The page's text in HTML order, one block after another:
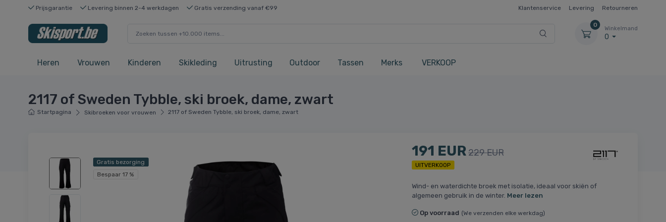
Prijsgarantie Levering binnen 2-4 werkdagen Gratis verzending vanaf €99 Klantenservice Levering Retourneren
0
Winkelmand
0
Heren Vrouwen Kinderen Skikleding Uitrusting Outdoor Tassen Merks VERKOOP
2117 of Sweden Tybble, ski broek, dame, zwart
Startpagina Skibroeken voor vrouwen 2117 of Sweden Tybble, ski broek, dame, zwart
Gratis bezorging
Bespaar 17 %
191 EUR229 EUR
UITVERKOOP
Wind- en waterdichte broek met isolatie, ideaal voor skiën of
algemeen gebruik in de winter. Meer lezen
Op voorraad (We verzenden elke werkdag)